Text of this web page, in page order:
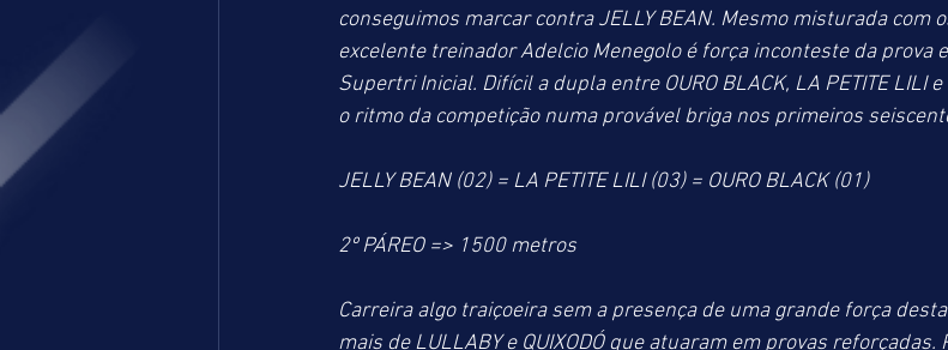
conseguimos marcar contra JELLY BEAN. Mesmo misturada com
excelente treinador Adelcio Menegolo é força inconteste da prova
Supertri Inicial. Difícil a dupla entre OURO BLACK, LA PETITE LILI
o ritmo da competição numa provável briga nos primeiros
JELLY BEAN (02) = LA PETITE LILI (03) = OURO BLACK (01)
2º PÁREO => 1500 metros
Carreira algo traiçoeira sem a presença de uma grande força
mais de LULLABY e QUIXODÓ que atuaram em provas reforçadas.